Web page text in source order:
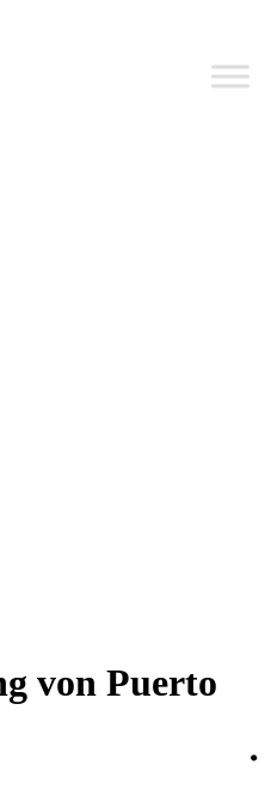
von Puerto